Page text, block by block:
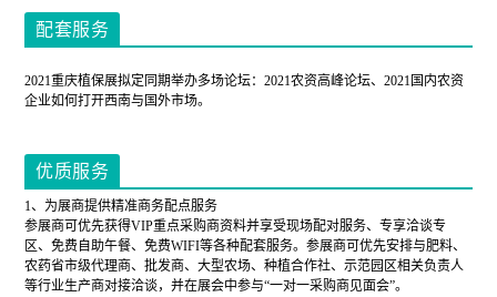
配套服务
2021重庆植保展拟定同期举办多场论坛：2021农资高峰论坛、2021国内农资
企业如何打开西南与国外市场。
优质服务
1、为展商提供精准商务配点服务
参展商可优先获得VIP重点采购商资料并享受现场配对服务、专享洽谈专
区、免费自助午餐、免费WIFI等各种配套服务。参展商可优先安排与肥料、
农药省市级代理商、批发商、大型农场、种植合作社、示范园区相关负责人
等行业生产商对接洽谈，并在展会中参与“一对一采购商见面会”。